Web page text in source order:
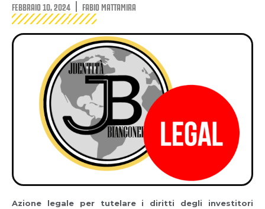
FEBBRAIO 10, 2024 FABIO MATTAMIRA
Azione legale per tutelare i diritti degli investitori